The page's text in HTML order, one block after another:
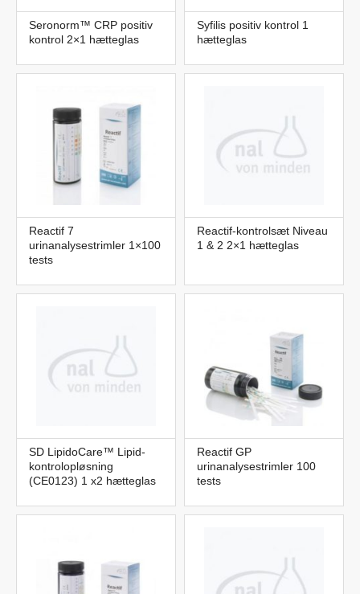
Seronorm™ CRP positiv
kontrol 2×1 hætteglas
Syfilis positiv kontrol 1
hætteglas
Reactif 7
urinanalysestrimler 1×100
tests
Reactif-kontrolsæt Niveau
1 & 2 2×1 hætteglas
SD LipidoCare™ Lipid-
kontrolopløsning
(CE0123) 1 x2 hætteglas
Reactif GP
urinanalysestrimler 100
tests